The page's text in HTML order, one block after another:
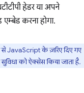
हेडर या अपने
करना होगा.
JavaScript के ज़रिए दिए गए
को ऐक्सेस किया जाता है.